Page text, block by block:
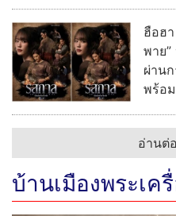
ฮือฮ
พาย
ผ่าน
พร้อ
อ่านต่
บ้านเมืองพระเค